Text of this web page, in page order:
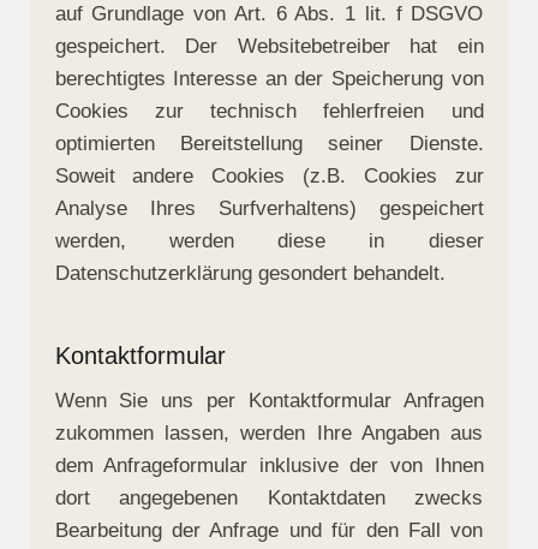
auf Grundlage von Art. 6 Abs. 1 lit. f DSGVO
gespeichert. Der Websitebetreiber hat ein
berechtigtes Interesse an der Speicherung von
Cookies zur technisch fehlerfreien und
optimierten Bereitstellung seiner Dienste.
Soweit andere Cookies (z.B. Cookies zur
Analyse Ihres Surfverhaltens) gespeichert
werden, werden diese in dieser
Datenschutzerklärung gesondert behandelt.
Kontaktformular
Wenn Sie uns per Kontaktformular Anfragen
zukommen lassen, werden Ihre Angaben aus
dem Anfrageformular inklusive der von Ihnen
dort angegebenen Kontaktdaten zwecks
Bearbeitung der Anfrage und für den Fall von